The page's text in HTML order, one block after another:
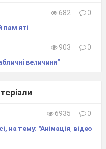
682
0
пам'яті
903
0
величини"
6935
0
на тему: "Анімація, відео